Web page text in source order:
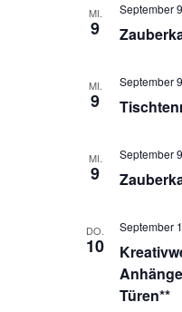
MI.
9
September
MI.
9
September
MI.
9
September
DO.
10
Türen**
September